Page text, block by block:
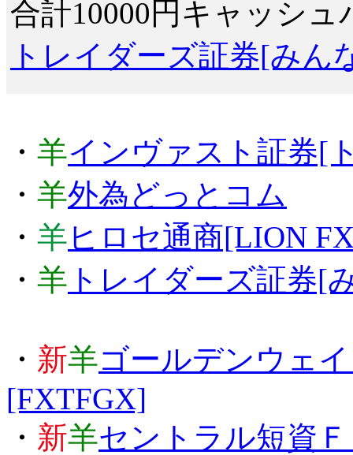
合計10000円キャッシュ
トレイダーズ証券[みん
・ 羊インヴァスト証券[
・ 羊外為どっとコム
・ 羊ヒロセ通商[LION
・ 羊 トレイダーズ証券[
・ 新羊ゴールデンウェ
[FXTFGX]
・ 新羊セントラル短資